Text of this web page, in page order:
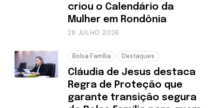
criou o Calendário da
Mulher em Rondônia
28 JULHO 2026
Bolsa Família Destaques
Cláudia de Jesus destaca
Regra de Proteção que
garante transição segura